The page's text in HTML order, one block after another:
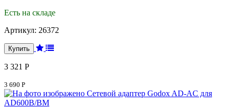
Есть на складе
Артикул: 26372
3 321 Р
3 690 Р